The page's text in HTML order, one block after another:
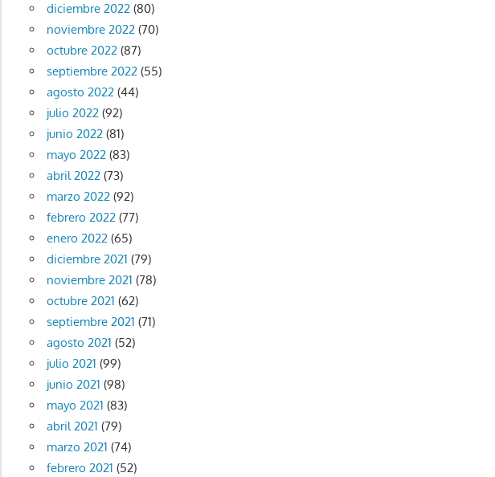
diciembre 2022(80)
noviembre 2022(70)
octubre 2022(87)
septiembre 2022(55)
agosto 2022(44)
julio 2022(92)
junio 2022(81)
mayo 2022(83)
abril 2022(73)
marzo 2022(92)
febrero 2022(77)
enero 2022(65)
diciembre 2021 (79)
noviembre 2021 (78)
octubre 2021 (62)
septiembre 2021 (71)
agosto 2021 (52)
julio 2021 (99)
junio 2021 (98)
mayo 2021 (83)
abril 2021 (79)
marzo 2021 (74)
febrero 2021 (52)